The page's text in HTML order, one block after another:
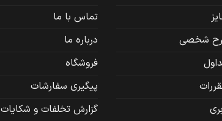
شخصی
تماس با ما
درباره ما
فروشگاه
پیگیری سفارشات
گزارش تخلفات و شکایات